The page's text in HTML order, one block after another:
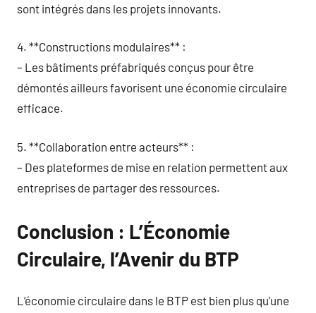
sont intégrés dans les projets innovants.
4. **Constructions modulaires** :
– Les bâtiments préfabriqués conçus pour être
démontés ailleurs favorisent une économie circulaire
efficace.
5. **Collaboration entre acteurs** :
– Des plateformes de mise en relation permettent aux
entreprises de partager des ressources.
Conclusion : L’Économie
Circulaire, l’Avenir du BTP
L’économie circulaire dans le BTP est bien plus qu’une